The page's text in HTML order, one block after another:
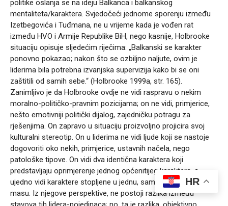
politike oslanja se na ideju Balkanca i balkanskog
mentaliteta/karaktera. Svjedočeći jednome sporenju između
Izetbegovića i Tuđmana, ne u vrijeme kada je vođen rat
između HVO i Armije Republike BiH, nego kasnije, Holbrooke
situaciju opisuje sljedećim riječima: „Balkanski se karakter
ponovno pokazao; nakon što se ozbiljno naljute, ovim je
liderima bila potrebna izvanjska supervizija kako bi se oni
zaštitili od samih sebe.“ (Holbrooke 1999a, str. 165).
Zanimljivo je da Holbrooke ovdje ne vidi raspravu o nekim
moralno-političko-pravnim pozicijama; on ne vidi, primjerice,
nešto emotivniji politički dijalog, zajedničku potragu za
rješenjima. On zapravo u situaciju proizvoljno projicira svoj
kulturalni stereotip. On u liderima ne vidi ljude koji se nastoje
dogovoriti oko nekih, primjerice, ustavnih načela, nego
patološke tipove. On vidi dva identična karaktera koji
predstavljaju oprimjerenje jednog općenitijeg karaktera, a
ujedno vidi karaktere stopljene u jednu, samodestruktivnu
masu. Iz njegove perspektive, ne postoji razlika između
HR